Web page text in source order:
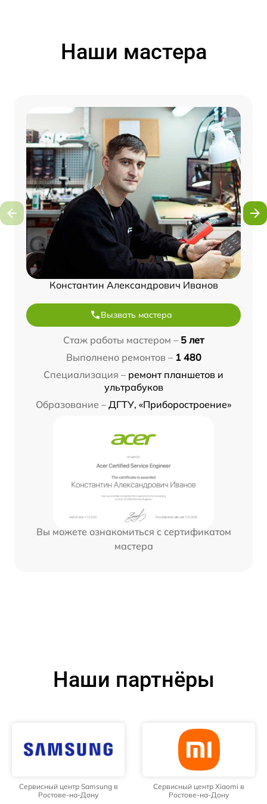
Наши мастера
Константин Александрович Иванов
Вызвать мастера
Стаж работы мастером – 5 лет
Выполнено ремонтов – 1 480
Специализация – ремонт планшетов и
ультрабуков
Образование – ДГТУ, «Приборостроение»
Вы можете ознакомиться с сертификатом
мастера
Наши партнёры
Сервисный центр Samsung в
Ростове-на-Дону
Сервисный центр Xiaomi в
Ростове-на-Дону